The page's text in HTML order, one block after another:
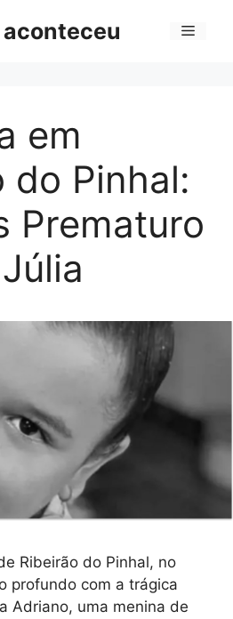
Menu
em
do Pinhal:
Prematuro
Ribeirão do Pinhal, no
profundo com a trágica
Adriano, uma menina de